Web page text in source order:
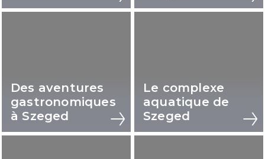
Des aventures
gastronomiques
à Szeged
Le complexe
aquatique de
Szeged